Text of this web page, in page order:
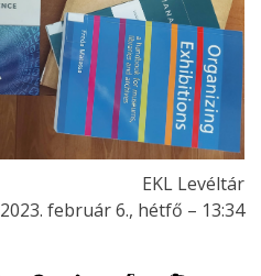
EKL Levéltár
2023. február 6., hétfő – 13:34